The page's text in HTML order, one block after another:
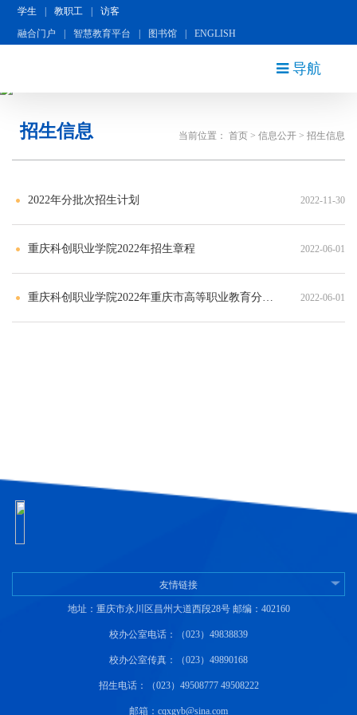
学生 教职工
访客
融合门户
智慧教育平台 图书馆 ENGLISH
导航
招生信息 当前位置： 首页 > 信息公开 > 招生信息
2022年分批次招生计划 2022-11-30
重庆科创职业学院2022年招生章程 2022-06-01
重庆科创职业学院2022年重庆市高等职业教育分类考试招生章程 2022-06-01
友情链接
地址：重庆市永川区昌州大道西段28号 邮编：402160
校办公室电话：（023）49838839
校办公室传真：（023）49890168
招生电话：（023）49508777 49508222
邮箱：cqxgyb@sina.com